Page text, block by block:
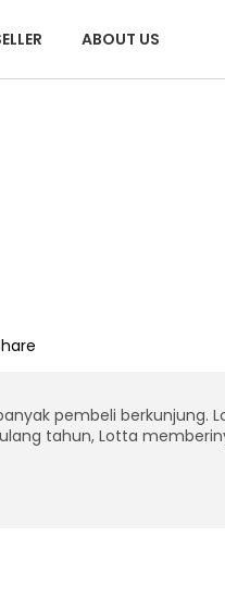
ABOUT US
pembeli berkunjung.
tahun, Lotta